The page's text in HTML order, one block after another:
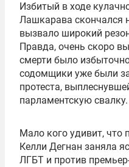
Избитый в ходе
Лашкарава скончался
вызвало широкий
Правда, очень скоро
смерти было
содомщики уже были
протеста,
парламентскую свалку.
Мало кого удивит, что
Келли Дегнан заняла
ЛГБТ и против